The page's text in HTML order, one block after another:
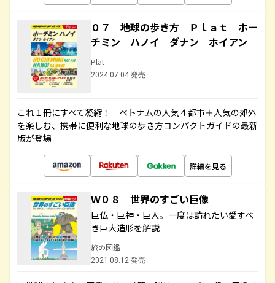
０７ 地球の歩き方 Ｐｌａｔ ホー
チミン ハノイ ダナン ホイアン
Plat
2024.07.04 発売
これ１冊にすべて凝縮！ ベトナムの人気４都市＋人気の郊外
を楽しむ、携帯に便利な地球の歩き方コンパクトガイドの最新
版が登場
詳細を見る
Ｗ０８ 世界のすごい巨像
巨仏・巨神・巨人。一度は訪れたい愛すべ
き巨大造形を解説
旅の図鑑
2021.08.12 発売